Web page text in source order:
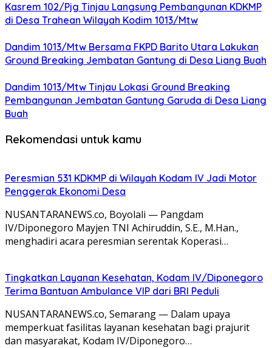
Kasrem 102/Pjg Tinjau Langsung Pembangunan KDKMP
di Desa Trahean Wilayah Kodim 1013/Mtw
Dandim 1013/Mtw Bersama FKPD Barito Utara Lakukan
Ground Breaking Jembatan Gantung di Desa Liang Buah
Dandim 1013/Mtw Tinjau Lokasi Ground Breaking
Pembangunan Jembatan Gantung Garuda di Desa Liang
Buah
Rekomendasi untuk kamu
Peresmian 531 KDKMP di Wilayah Kodam IV Jadi Motor
Penggerak Ekonomi Desa
NUSANTARANEWS.co, Boyolali — Pangdam
IV/Diponegoro Mayjen TNI Achiruddin, S.E., M.Han.,
menghadiri acara peresmian serentak Koperasi…
Tingkatkan Layanan Kesehatan, Kodam IV/Diponegoro
Terima Bantuan Ambulance VIP dari BRI Peduli
NUSANTARANEWS.co, Semarang — Dalam upaya
memperkuat fasilitas layanan kesehatan bagi prajurit
dan masyarakat, Kodam IV/Diponegoro…